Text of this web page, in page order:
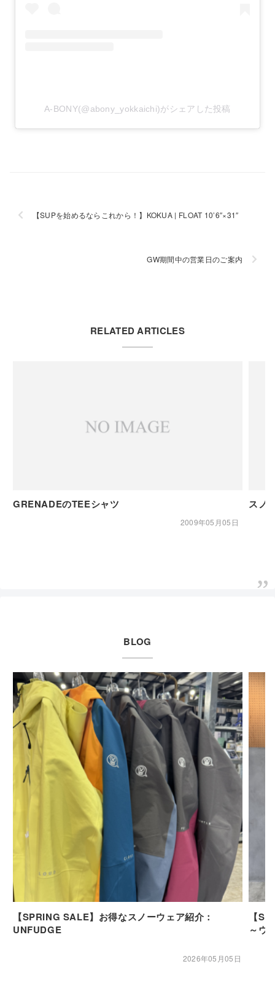
A-BONY(@abony_yokkaichi)がシェアした投稿
【SUPを始めるならこれから！】KOKUA | FLOAT 10’6″×31″
GW期間中の営業日のご案内
RELATED ARTICLES
GRENADEのTEEシャツ
2009年05月05日
スノ
BLOG
【SPRING SALE】お得なスノーウェア紹介：
UNFUDGE
2026年05月05日
【
～ウ